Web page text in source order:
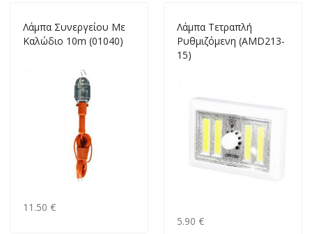
Λάμπα Συνεργείου Με
Καλώδιο 10m (01040)
11.50 €
Λάμπα Τετραπλή
Ρυθμιζόμενη (AMD213-
15)
5.90 €